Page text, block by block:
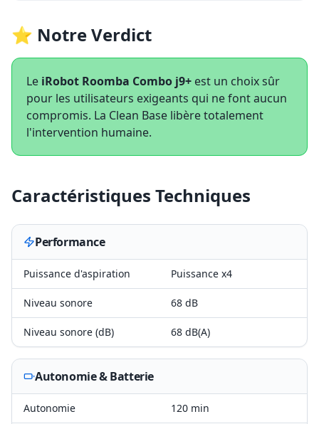
⭐ Notre Verdict
Le iRobot Roomba Combo j9+ est un choix sûr
pour les utilisateurs exigeants qui ne font aucun
compromis. La Clean Base libère totalement
l'intervention humaine.
Caractéristiques Techniques
Performance
Puissance d'aspiration Puissance x4
Niveau sonore 68 dB
Niveau sonore (dB) 68 dB(A)
Autonomie & Batterie
Autonomie 120 min